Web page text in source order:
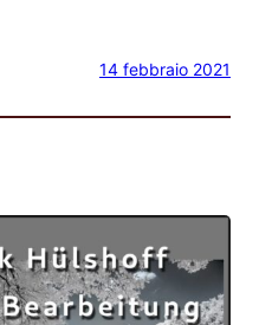
14 febbraio 2021